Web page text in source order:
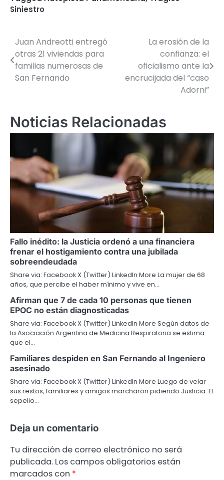
Siniestro
Navegación
de
entradas
Juan Andreotti entregó
otras 21 viviendas para
familias numerosas de
San Fernando
La erosión de la
confianza: el
oficialismo ante la
encrucijada del “caso
Adorni”
Noticias Relacionadas
Fallo inédito: la Justicia ordenó a una financiera
frenar el hostigamiento contra una jubilada
sobreendeudada
Share via: Facebook X (Twitter) LinkedIn More La mujer de 68
años, que percibe el haber mínimo y vive en…
Afirman que 7 de cada 10 personas que tienen
EPOC no están diagnosticadas
Share via: Facebook X (Twitter) LinkedIn More Según datos de
la Asociación Argentina de Medicina Respiratoria se estima
que el…
Familiares despiden en San Fernando al Ingeniero
asesinado
Share via: Facebook X (Twitter) LinkedIn More Luego de velar
sus restos, familiares y amigos marcharon pidiendo Justicia. El
sepelio…
Deja un comentario
Tu dirección de correo electrónico no será
publicada. Los campos obligatorios están
marcados con *